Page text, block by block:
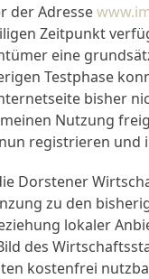
der Adresse
Zeitpunkt
eine
Testphase
bisher
Nutzung
registrieren und
Dorstener
zu den
lokaler
des
kostenfrei